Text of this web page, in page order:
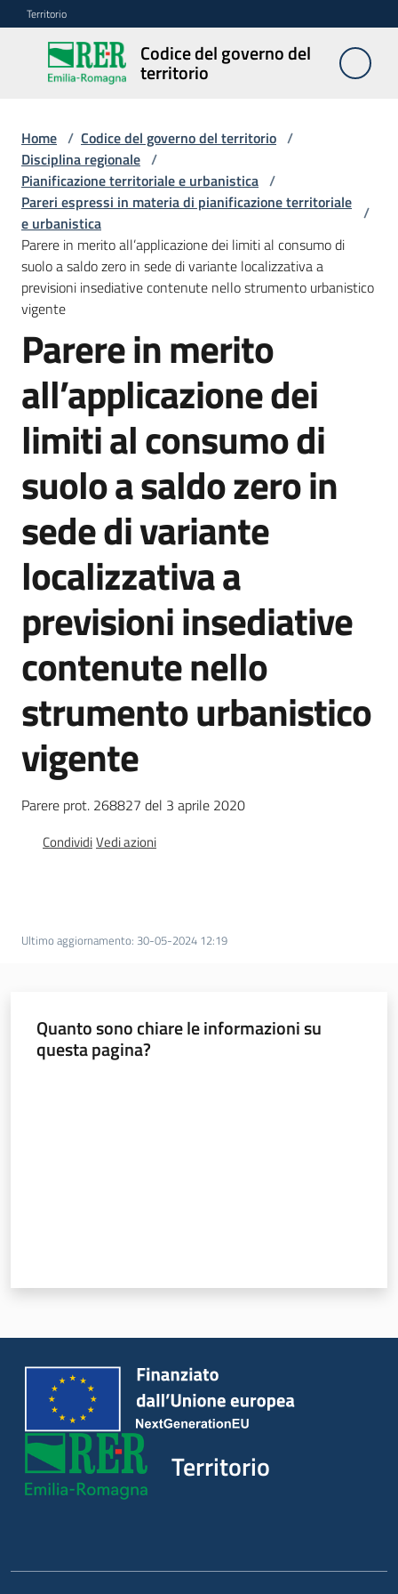
Vai al contenuto
Vai alla navigazione
Vai al footer
Territorio
Codice del governo del
territorio
Codice
del
del
territorio
Modulistica
edilizia
C
a
l
c
o
l
a
t
r
d
o
n
t
r
i
b
u
t
d
r
Argomenti
Novità
Home / Codice del governo del territorio /
Disciplina regionale /
Pianificazione territoriale e urbanistica /
Pareri espressi in materia di pianificazione territoriale
e urbanistica
/
Parere in merito all’applicazione dei limiti al consumo di
suolo a saldo zero in sede di variante localizzativa a
previsioni insediative contenute nello strumento urbanistico
vigente
Parere in merito
all’applicazione dei
limiti al consumo di
suolo a saldo zero in
sede di variante
localizzativa a
previsioni insediative
contenute nello
strumento urbanistico
vigente
Parere prot. 268827 del 3 aprile 2020
CondividiVedi azioni
Ultimo aggiornamento: 30-05-2024 12:19
Quanto sono chiare le informazioni su
questa pagina?
Territorio